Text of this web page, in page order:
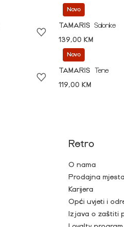
Novo
TAMARIS
Salonke
139,00 KM
Novo
TAMARIS
Tene
119,00 KM
Retro
O nama
Prodajna mjesta
Karijera
Opći uvjeti i
Izjava o zaštiti